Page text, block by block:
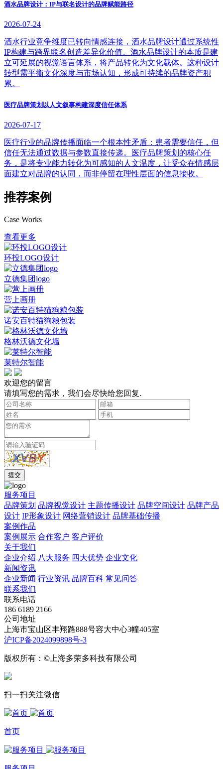
酒水品牌设计：IP与联名设计的品牌赋能路径
2026-07-24
酒水行业竞争维度已转向情感连接，酒水品牌设计通过系统性
IP构建与跨界联名创造差异化价值。酒水品牌设计的本质是建
立可延展的视觉语言体系，将产品转化为文化载体。这种设计
转型需平衡文化深度与市场认知，形成可持续的品牌资产积
累。
医疗品牌策划以人文叙事构建深度信任体系
2026-07-17
医疗行业的品牌传播面临一个根本性矛盾：患者需要信任，但
信任无法通过数据与参数直接传递。医疗品牌策划的核心任
务，是将专业能力转化为可感知的人文温度，让受众在情感层
面建立对品牌的认同，而非停留在理性层面的信息接收。
推荐案例
Case Works
查看更多
环投LOGO设计
立德集团logo
营上画册
诺安百特猫狗粮包装
格林沃德文化墙
莱特尔智能
欢迎您的留言
请填写您的需求，我们会尽快给您回复.
服务项目
品牌策划 品牌视觉设计 主题传播设计 品牌空间设计 品牌产品
设计 IP形象设计 网络营销设计 品牌基础传播
案例作品
案例展示 合作客户 客户评价
关于我们
企业介绍 八大服务 四大优势 企业文化
新闻资讯
企业新闻 行业资讯 品牌百科 常见问答
联系我们
联系电话
186 6189 2166
公司地址
上海市宝山区丰翔路888号容大中心3幢405室
沪ICP备2024099898号-3
版权所有：©上海多荣多科技有限公司
扫一扫关注微信
首页